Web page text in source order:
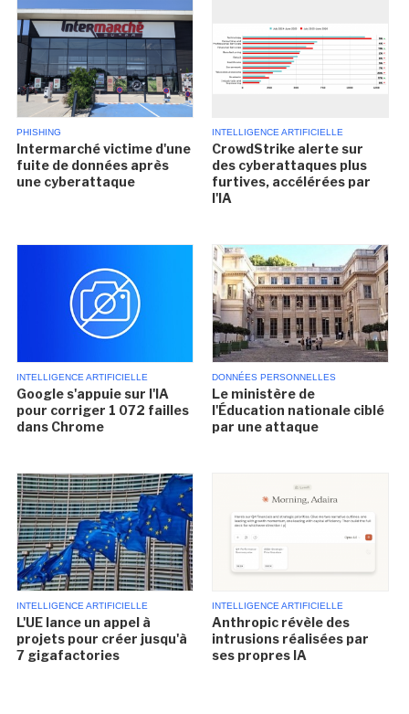
PHISHING
Intermarché victime d'une
fuite de données après
une cyberattaque
INTELLIGENCE ARTIFICIELLE
CrowdStrike alerte sur
des cyberattaques plus
furtives, accélérées par
l'IA
INTELLIGENCE ARTIFICIELLE
Google s'appuie sur l'IA
pour corriger 1 072 failles
dans Chrome
DONNÉES PERSONNELLES
Le ministère de
l'Éducation nationale ciblé
par une attaque
INTELLIGENCE ARTIFICIELLE
L'UE lance un appel à
projets pour créer jusqu'à
7 gigafactories
INTELLIGENCE ARTIFICIELLE
Anthropic révèle des
intrusions réalisées par
ses propres IA